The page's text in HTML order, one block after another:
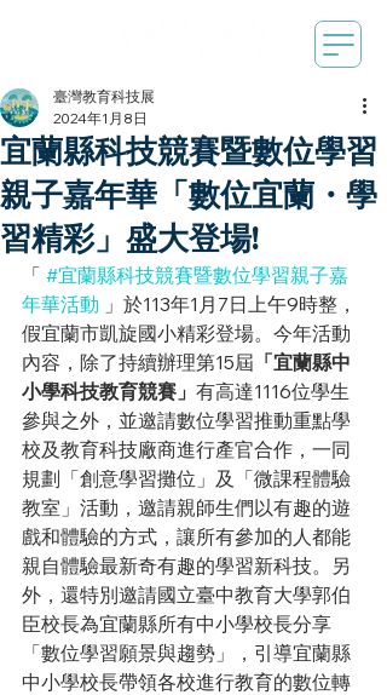
宜蘭縣科技競賽暨數位學習
親子嘉年華「數位宜蘭・學
習精彩」盛大登場!
臺灣教育科技展
2024年1月8日
「 #宜蘭縣科技競賽暨數位學習親子嘉
年華活動 」於113年1月7日上午9時整，
假宜蘭市凱旋國小精彩登場。今年活動
內容，除了持續辦理第15屆 「宜蘭縣中
小學科技教育競賽」 有高達1116位學生
參與之外，並邀請數位學習推動重點學
校及教育科技廠商進行產官合作，一同
規劃「創意學習攤位」及「微課程體驗
教室」活動，邀請親師生們以有趣的遊
戲和體驗的方式，讓所有參加的人都能
親自體驗最新奇有趣的學習新科技。另
外，還特別邀請國立臺中教育大學郭伯
臣校長為宜蘭縣所有中小學校長分享
「數位學習願景與趨勢」，引導宜蘭縣
中小學校長帶領各校進行教育的數位轉